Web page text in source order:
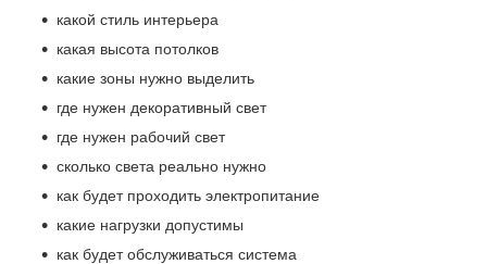
какой стиль интерьера
какая высота потолков
какие зоны нужно выделить
где нужен декоративный свет
где нужен рабочий свет
сколько света реально нужно
как будет проходить электропитание
какие нагрузки допустимы
как будет обслуживаться система